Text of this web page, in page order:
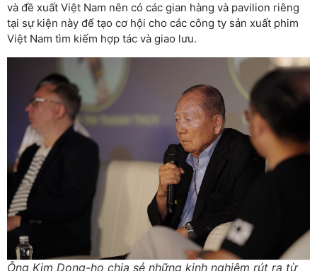
và đề xuất Việt Nam nên có các gian hàng và pavilion riêng
tại sự kiện này để tạo cơ hội cho các công ty sản xuất phim
Việt Nam tìm kiếm hợp tác và giao lưu.
Ông Kim Dong-ho chia sẻ những kinh nghiệm rút ra từ